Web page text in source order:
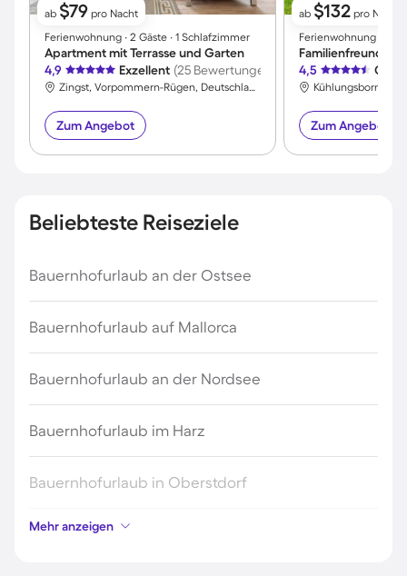
ab $79 pro Nacht
Ferienwohnung ∙ 2 Gäste ∙ 1 Schlafzimmer
Apartment mit Terrasse und Garten
4,9
Exzellent (25 Bewertungen)
Zingst, Vorpommern-Rügen, Deutschland
Zum Angebot
ab $132 pro Nacht
Ferienwohnung ∙ 4
4,5
Zum Angebot
Beliebteste Reiseziele
Bauernhofurlaub an der Ostsee
Bauernhofurlaub auf Mallorca
Bauernhofurlaub an der Nordsee
Bauernhofurlaub im Harz
Bauernhofurlaub in Oberstdorf
Bauernhofurlaub in Holland
Mehr anzeigen